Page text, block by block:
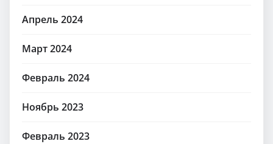
Апрель 2024
Март 2024
Февраль 2024
Ноябрь 2023
Февраль 2023